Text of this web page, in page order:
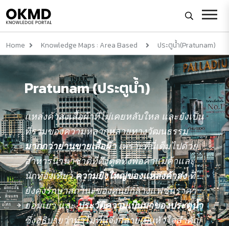
Home Knowledge Maps : Area Based ประตูน้ำ(Pratunam)
Pratunam (ประตูน้ำ)
แหล่งค้าส่งเสื้อผ้าที่ไม่เคยหลับใหล และยังเป็น
ที่รวมของความหลากหลายทางวัฒนธรรม
มากกว่าย่านขายเสื้อผ้า เพราะที่นี่เต็มไปด้วย
อาหารนานาชาติที่ดึงดูดทั้งพ่อค้าแม่ค้าและ
นักท่องเที่ยว ความยิ่งใหญ่ของแหล่งค้าส่ง ที่
ยังคงรักษาสถานะของศูนย์กลางแฟชั่นราคา
ย่อมเยา และ ประวัติความเป็นมาของประตูน้ำ
ซึ่งอธิบายว่าทำไมที่นี่จึงกลายเป็นหัวใจสำคัญ